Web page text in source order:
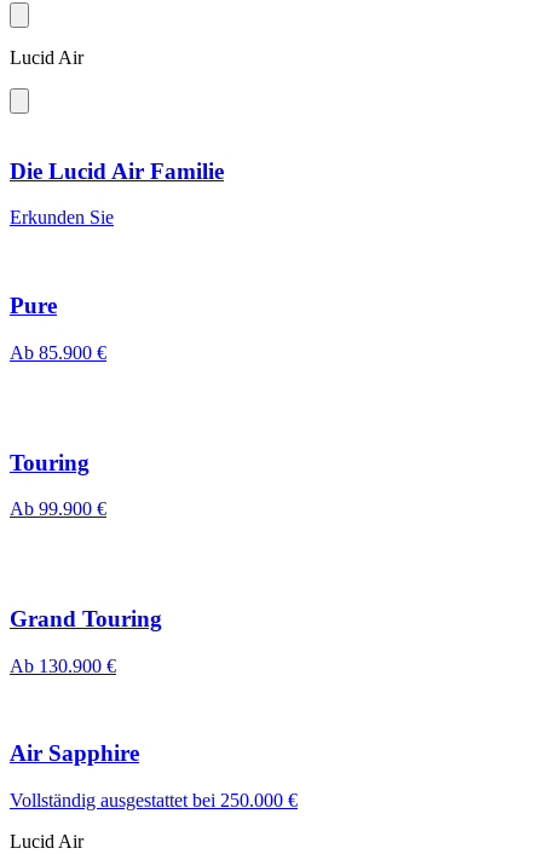
Lucid Air
Die Lucid Air Familie
Erkunden Sie
Pure
Ab 85.900 €
Touring
Ab 99.900 €
Grand Touring
Ab 130.900 €
Air Sapphire
Vollständig ausgestattet bei 250.000 €
Lucid Air